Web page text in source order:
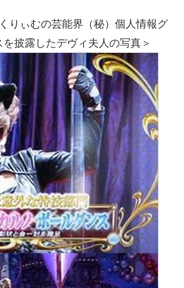
りぃむの芸能界（秘）個人情報グ
披露したデヴィ夫人の写真＞